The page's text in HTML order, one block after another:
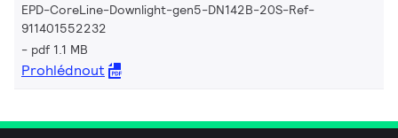
EPD-CoreLine-Downlight-gen5-DN142B-20S-Ref-
911401552232
pdf 1.1 MB
Prohlédnout